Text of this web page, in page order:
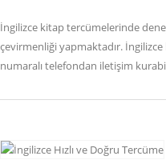
İngilizce kitap tercümelerinde
çevirmenliği yapmaktadır.
numaralı telefondan iletişim